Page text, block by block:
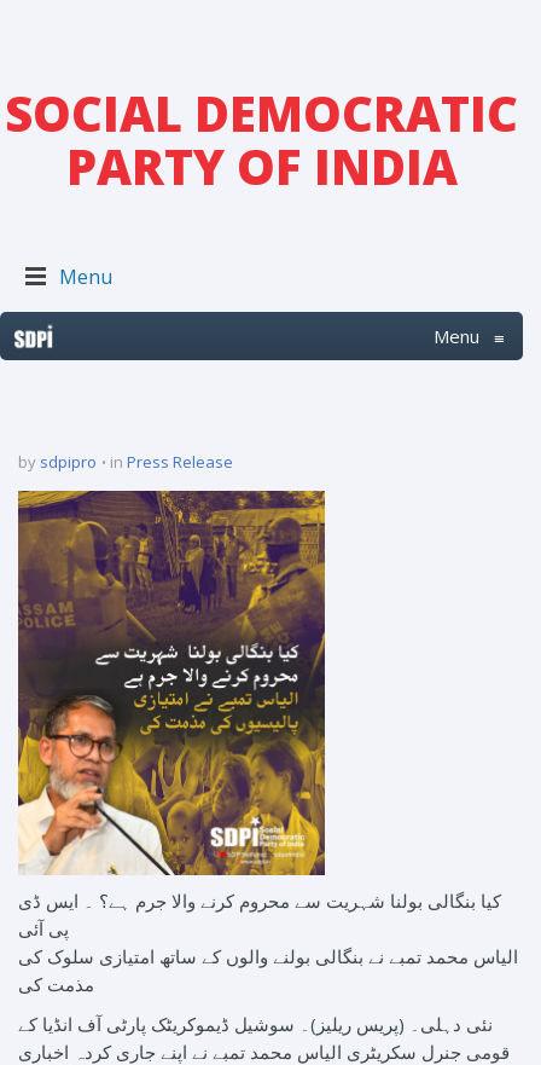
SOCIAL DEMOCRATIC
PARTY OF INDIA
Menu
Menu ≡
by sdpipro in Press Release
کیا بنگالی بولنا شہریت سے محروم کرنے والا جرم ہے؟ ۔ ایس ڈی
پی آئی
الیاس محمد تمبے نے بنگالی بولنے والوں کے ساتھ امتیازی سلوک کی
مذمت کی
نئی دہلی۔ (پریس ریلیز)۔ سوشیل ڈیموکریٹک پارٹی آف انڈیا کے
قومی جنرل سکریٹری الیاس محمد تمبے نے اپنے جاری کردہ اخباری